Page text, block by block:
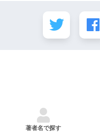
著者名で探す